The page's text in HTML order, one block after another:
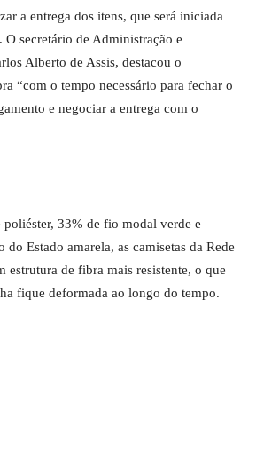
a entrega dos itens, que será iniciada
secretário de Administração e
Alberto de Assis, destacou o
“com o tempo necessário para fechar o
e negociar a entrega com o
33% de fio modal verde e
Estado amarela, as camisetas da Rede
estrutura de fibra mais resistente, o que
fique deformada ao longo do tempo.